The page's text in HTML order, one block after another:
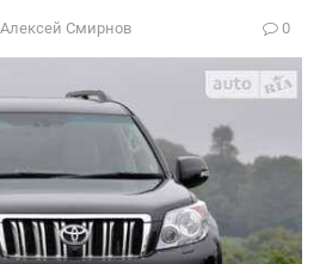
Алексей Смирнов 0